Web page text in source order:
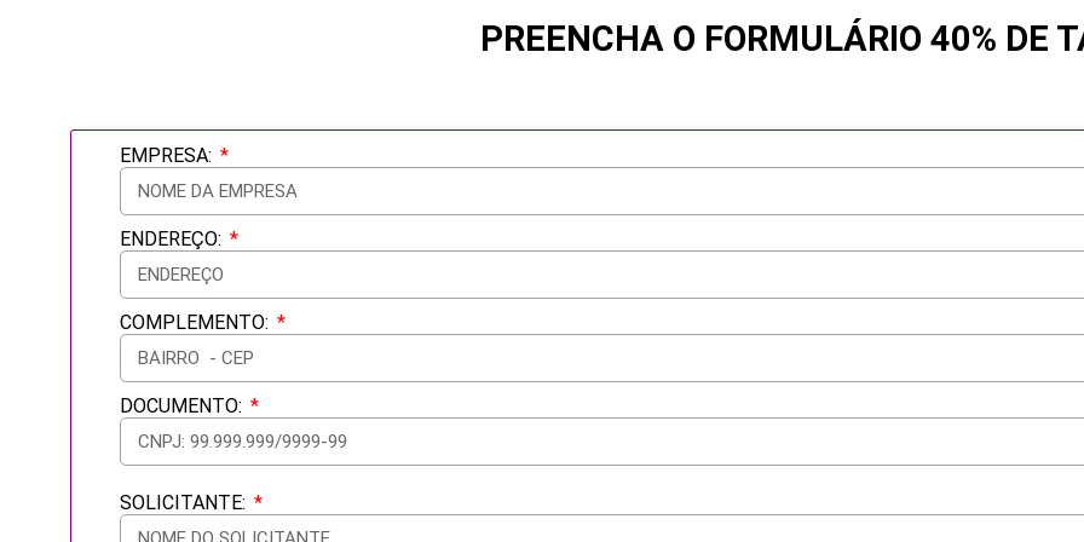
PREENCHA O FORMULÁRIO 40% DE
EMPRESA:
ENDEREÇO:
COMPLEMENTO:
DOCUMENTO:
SOLICITANTE: